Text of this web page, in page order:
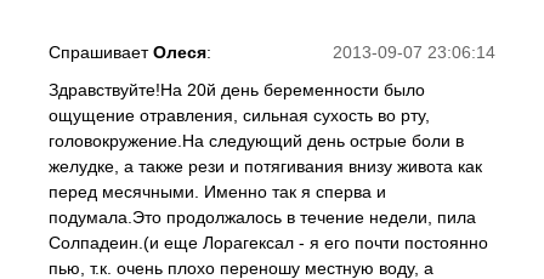
2013-09-07 23:06:14
СпрашиваетОлеся:
Здравствуйте!На 20й день беременности было
ощущение отравления, сильная сухость во рту,
головокружение.На следующий день острые боли в
желудке, а также рези и потягивания внизу живота как
перед месячными. Именно так я сперва и
подумала.Это продолжалось в течение недели, пила
Солпадеин.(и еще Лорагексал - я его почти постоянно
пью, т.к. очень плохо переношу местную воду, а